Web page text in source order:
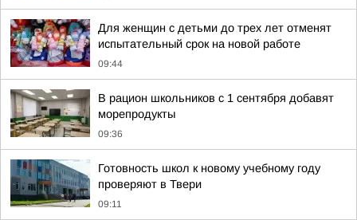
Для женщин с детьми до трех лет отменят
испытательный срок на новой работе
09:44
В рацион школьников с 1 сентября добавят
морепродукты
09:36
Готовность школ к новому учебному году
проверяют в Твери
09:11